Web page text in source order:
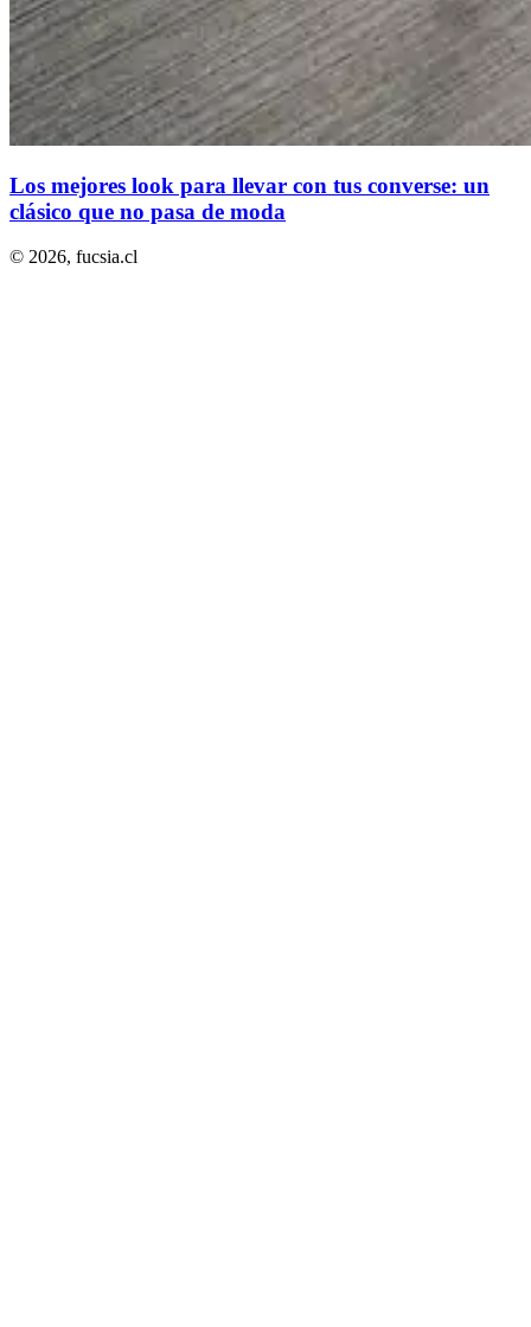
Los mejores look para llevar con tus converse: un
clásico que no pasa de moda
© 2026, fucsia.cl